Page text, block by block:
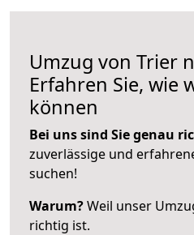
Umzug von Trier
Erfahren Sie, wie
können
Bei uns sind Sie genau
zuverlässige und
suchen!
Warum?Weil unser
richtig ist.